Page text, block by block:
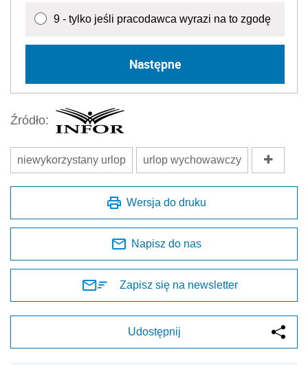
9 - tylko jeśli pracodawca wyrazi na to zgodę
Następne
Źródło:
niewykorzystany urlop urlop wychowawczy
Wersja do druku
Napisz do nas
Zapisz się na newsletter
Udostępnij